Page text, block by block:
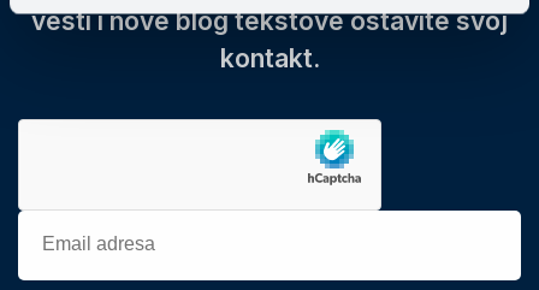
vesti i nove blog tekstove ostavite svoj
kontakt.